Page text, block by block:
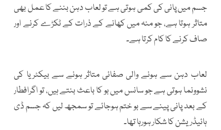
جسم میں پانی کی کمی ہوتی ہے تو لعاب دہن بننے کا عمل بھی
متاثر ہوتا ہے، جو منہ میں کھانے کے ذرات کے ٹکڑے کرنے اور
صاف کرنے کا کام کرتا ہے۔
لعاب دہن سے ہونے والی صفائی متاثر ہونے سے بیکٹریا کی
نشوونما ہوتی ہے جو سانس میں بو کا باعث بنتے ہیں، تو اگرافطار
کے بعد پانی پینے سے بو ختم ہوجائے تو سمجھ لیں کہ جسم ڈی
ہائیڈریشن کا شکار ہورہا تھا۔